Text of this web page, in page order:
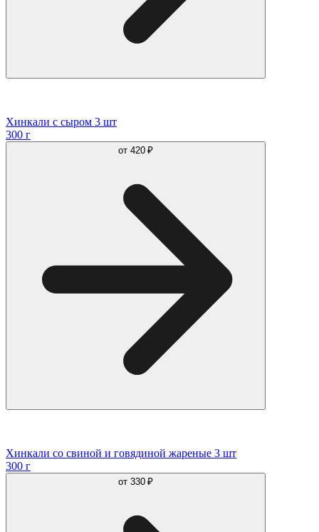
Хинкали с сыром 3 шт
300 г
от 420 ₽
Хинкали со свиной и говядиной жареные 3 шт
300 г
от 330 ₽